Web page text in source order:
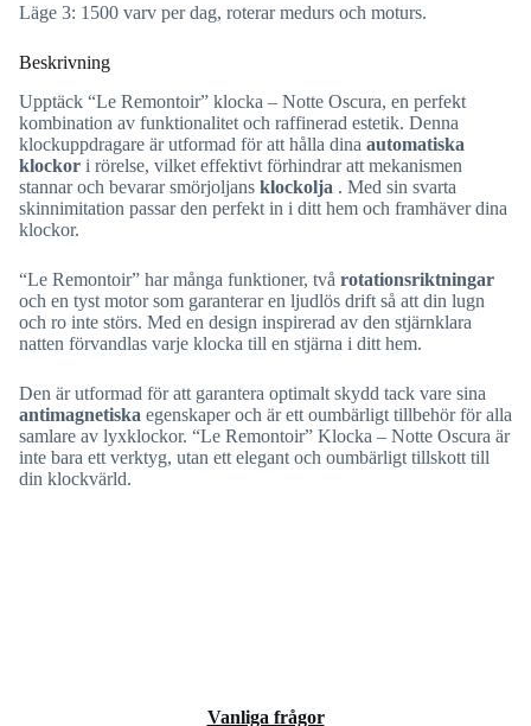
Läge 3: 1500 varv per dag, roterar medurs och moturs.
Beskrivning
Upptäck “Le Remontoir” klocka – Notte Oscura, en perfekt
kombination av funktionalitet och raffinerad estetik. Denna
klockuppdragare är utformad för att hålla dina automatiska
klockor i rörelse, vilket effektivt förhindrar att mekanismen
stannar och bevarar smörjoljans klockolja . Med sin svarta
skinnimitation passar den perfekt in i ditt hem och framhäver dina
klockor.
“Le Remontoir” har många funktioner, två rotationsriktningar
och en tyst motor som garanterar en ljudlös drift så att din lugn
och ro inte störs. Med en design inspirerad av den stjärnklara
natten förvandlas varje klocka till en stjärna i ditt hem.
Den är utformad för att garantera optimalt skydd tack vare sina
antimagnetiska egenskaper och är ett oumbärligt tillbehör för alla
samlare av lyxklockor. “Le Remontoir” Klocka – Notte Oscura är
inte bara ett verktyg, utan ett elegant och oumbärligt tillskott till
din klockvärld.
Vanliga frågor